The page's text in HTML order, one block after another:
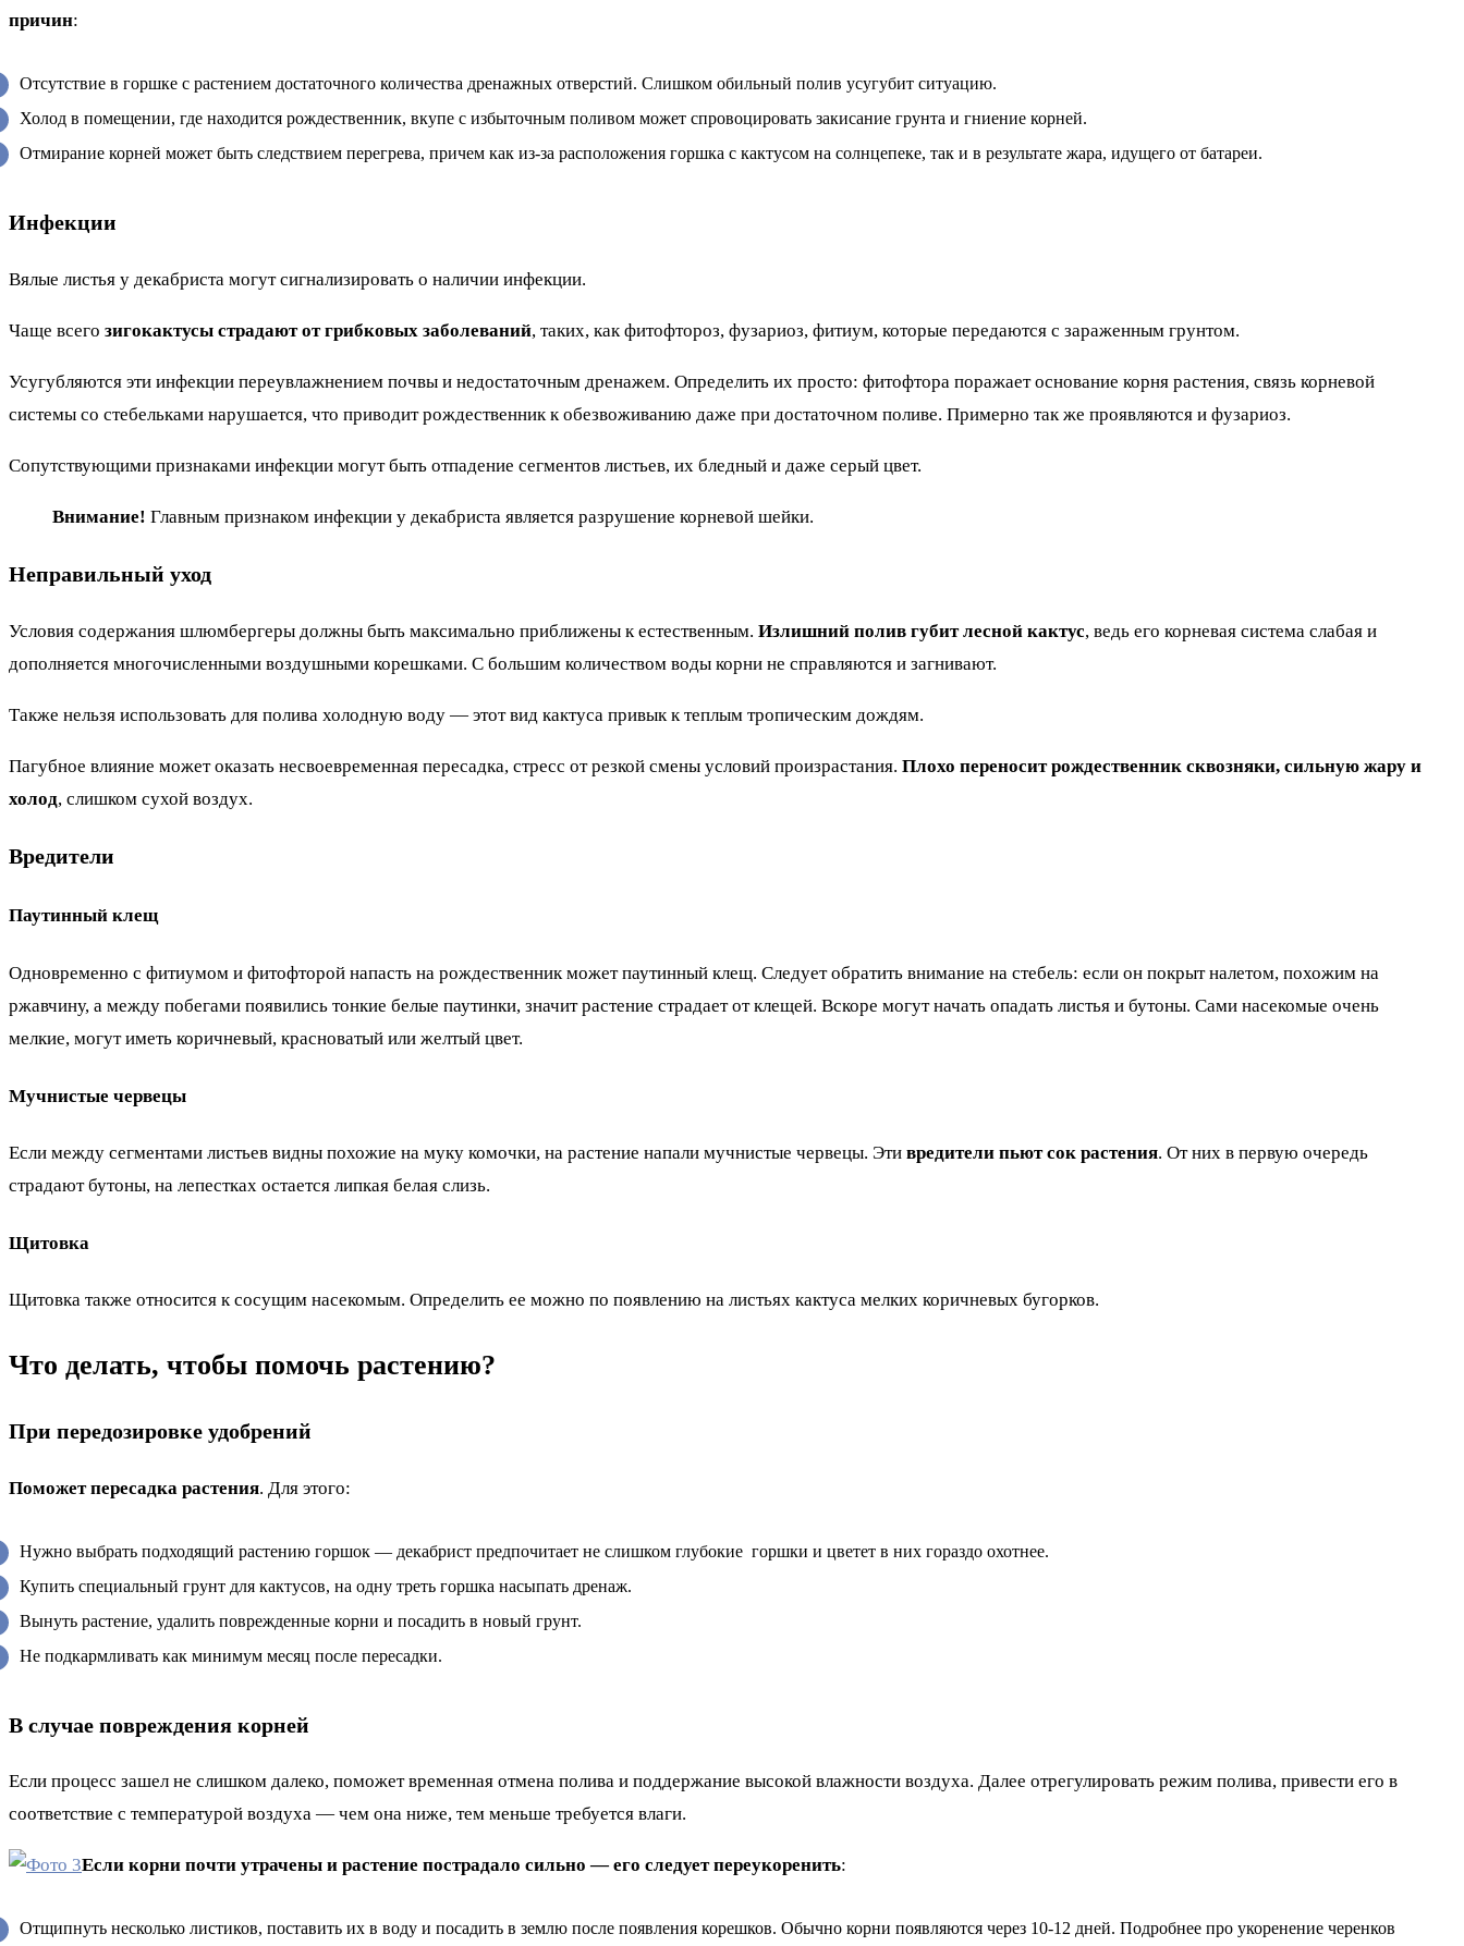
причин:
Отсутствие в горшке с растением достаточного количества дренажных отверстий. Слишком обильный полив усугубит ситуацию.
Холод в помещении, где находится рождественник, вкупе с избыточным поливом может спровоцировать закисание грунта и гниение корней.
Отмирание корней может быть следствием перегрева, причем как из-за расположения горшка с кактусом на солнцепеке, так и в результате жара, идущего от батареи.
Инфекции
Вялые листья у декабриста могут сигнализировать о наличии инфекции.
Чаще всего зигокактусы страдают от грибковых заболеваний, таких, как фитофтороз, фузариоз, фитиум, которые передаются с зараженным грунтом.
Усугубляются эти инфекции переувлажнением почвы и недостаточным дренажем. Определить их просто: фитофтора поражает основание корня растения, связь корневой
системы со стебельками нарушается, что приводит рождественник к обезвоживанию даже при достаточном поливе. Примерно так же проявляются и фузариоз.
Сопутствующими признаками инфекции могут быть отпадение сегментов листьев, их бледный и даже серый цвет.
Внимание! Главным признаком инфекции у декабриста является разрушение корневой шейки.
Неправильный уход
Условия содержания шлюмбергеры должны быть максимально приближены к естественным. Излишний полив губит лесной кактус, ведь его корневая система слабая и
дополняется многочисленными воздушными корешками. С большим количеством воды корни не справляются и загнивают.
Также нельзя использовать для полива холодную воду — этот вид кактуса привык к теплым тропическим дождям.
Пагубное влияние может оказать несвоевременная пересадка, стресс от резкой смены условий произрастания. Плохо переносит рождественник сквозняки, сильную жару и
холод, слишком сухой воздух.
Вредители
Паутинный клещ
Одновременно с фитиумом и фитофторой напасть на рождественник может паутинный клещ. Следует обратить внимание на стебель: если он покрыт налетом, похожим на
ржавчину, а между побегами появились тонкие белые паутинки, значит растение страдает от клещей. Вскоре могут начать опадать листья и бутоны. Сами насекомые очень
мелкие, могут иметь коричневый, красноватый или желтый цвет.
Мучнистые червецы
Если между сегментами листьев видны похожие на муку комочки, на растение напали мучнистые червецы. Эти вредители пьют сок растения. От них в первую очередь
страдают бутоны, на лепестках остается липкая белая слизь.
Щитовка
Щитовка также относится к сосущим насекомым. Определить ее можно по появлению на листьях кактуса мелких коричневых бугорков.
Что делать, чтобы помочь растению?
При передозировке удобрений
Поможет пересадка растения. Для этого:
Нужно выбрать подходящий растению горшок — декабрист предпочитает не слишком глубокие горшки и цветет в них гораздо охотнее.
Купить специальный грунт для кактусов, на одну треть горшка насыпать дренаж.
Вынуть растение, удалить поврежденные корни и посадить в новый грунт.
Не подкармливать как минимум месяц после пересадки.
В случае повреждения корней
Если процесс зашел не слишком далеко, поможет временная отмена полива и поддержание высокой влажности воздуха. Далее отрегулировать режим полива, привести его в
соответствие с температурой воздуха — чем она ниже, тем меньше требуется влаги.
Если корни почти утрачены и растение пострадало сильно — его следует переукоренить:
Отщипнуть несколько листиков, поставить их в воду и посадить в землю после появления корешков. Обычно корни появляются через 10-12 дней. Подробнее про укоренение черенков